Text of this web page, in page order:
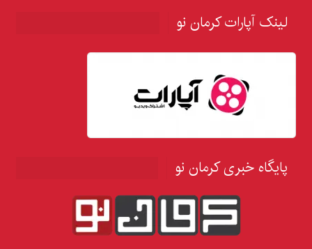
لینک آپارات کرمان نو
پایگاه خبری کرمان نو